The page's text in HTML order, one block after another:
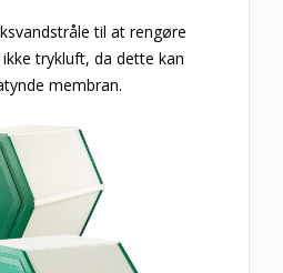
til at rengøre
trykluft, da dette kan
membran.